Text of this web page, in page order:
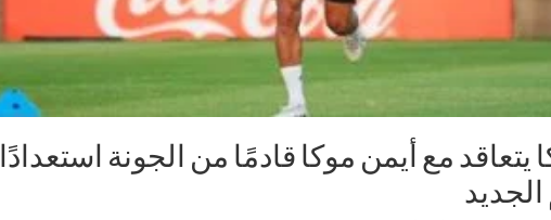
يتعاقد مع أيمن موكا قادمًا من الجونة استعدادًا